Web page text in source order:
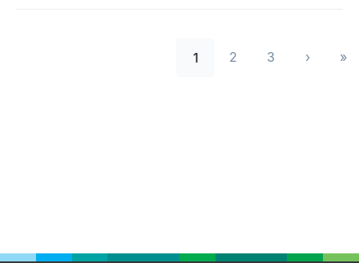
1 2 3 ››› »